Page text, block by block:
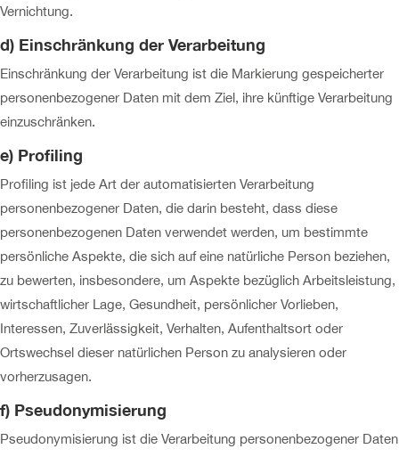
Vernichtung.
d) Einschränkung der Verarbeitung
Einschränkung der Verarbeitung ist die Markierung gespeicherter
personenbezogener Daten mit dem Ziel, ihre künftige Verarbeitung
einzuschränken.
e) Profiling
Profiling ist jede Art der automatisierten Verarbeitung
personenbezogener Daten, die darin besteht, dass diese
personenbezogenen Daten verwendet werden, um bestimmte
persönliche Aspekte, die sich auf eine natürliche Person beziehen,
zu bewerten, insbesondere, um Aspekte bezüglich Arbeitsleistung,
wirtschaftlicher Lage, Gesundheit, persönlicher Vorlieben,
Interessen, Zuverlässigkeit, Verhalten, Aufenthaltsort oder
Ortswechsel dieser natürlichen Person zu analysieren oder
vorherzusagen.
f) Pseudonymisierung
Pseudonymisierung ist die Verarbeitung personenbezogener Daten